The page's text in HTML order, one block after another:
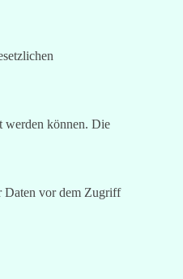
werden können. Die
Daten vor dem Zugriff